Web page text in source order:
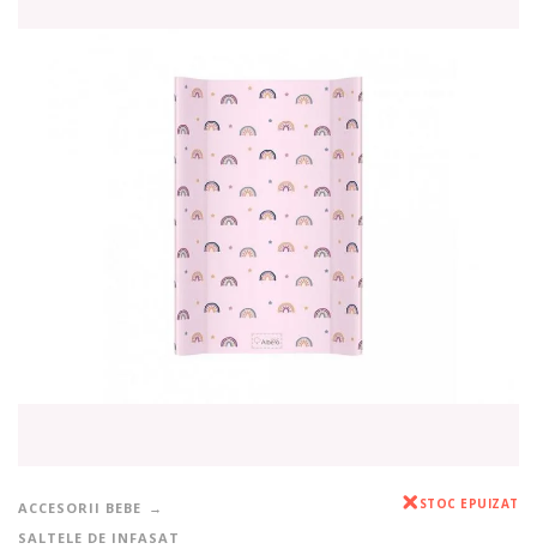
ACCESORII BEBE
SALTELE DE INFASAT
STOC EPUIZAT